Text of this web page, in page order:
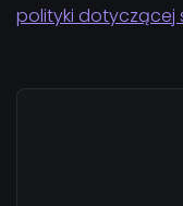
polityki dotyczącej